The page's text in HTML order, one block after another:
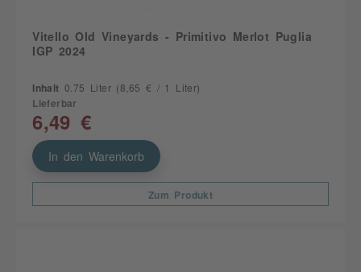
Vitello Old Vineyards - Primitivo Merlot Puglia
IGP 2024
Inhalt 0.75 Liter (8,65 € / 1 Liter)
Lieferbar
6,49 €
In den Warenkorb
Zum Produkt